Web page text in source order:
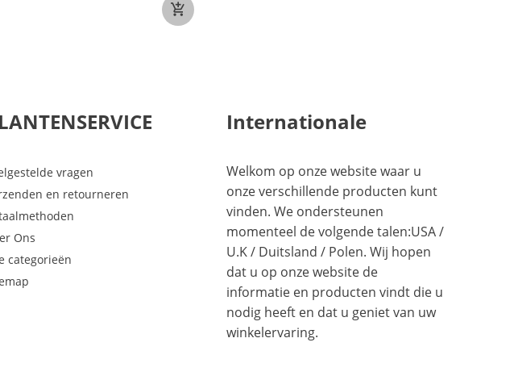
vragen
en retourneren
Ons
categorieën
Internationale
Welkom op onze website waar u
onze verschillende producten kunt
vinden. We ondersteunen
momenteel de volgende talen:USA/
U.K/ Duitsland / Polen. Wij hopen
dat u op onze website de
informatie en producten vindt die u
nodig heeft en dat u geniet van uw
winkelervaring.